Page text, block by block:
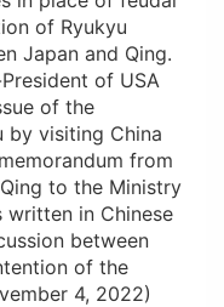
of Ryukyu
Japan and Qing.
of USA
of the
by visiting China
from
to the Ministry
in Chinese
between
of the
4, 2022)